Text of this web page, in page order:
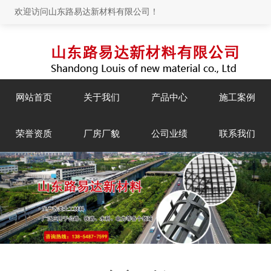
欢迎访问山东路易达新材料有限公司！
网站首页 关于我们 产品中心 施工案例
荣誉资质 厂房厂貌 公司业绩 联系我们